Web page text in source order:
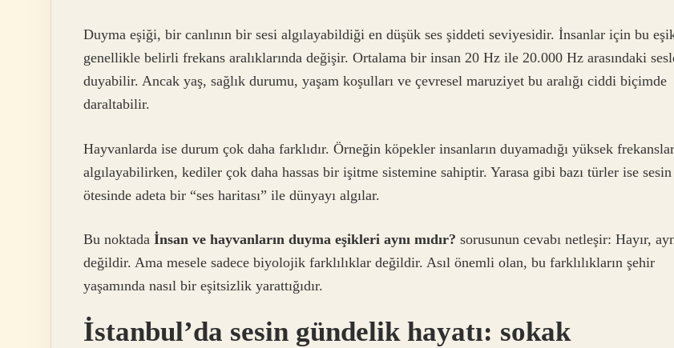
Duyma eşiği, bir canlının bir sesi algılayabildiği en düşük ses şiddeti seviyesidir. İnsanlar için bu
genellikle belirli frekans aralıklarında değişir. Ortalama bir insan 20 Hz ile 20.000 Hz arasındaki
duyabilir. Ancak yaş, sağlık durumu, yaşam koşulları ve çevresel maruziyet bu aralığı ciddi biçimde
daraltabilir.
Hayvanlarda ise durum çok daha farklıdır. Örneğin köpekler insanların duyamadığı yüksek
algılayabilirken, kediler çok daha hassas bir işitme sistemine sahiptir. Yarasa gibi bazı türler ise sesin
ötesinde adeta bir “ses haritası” ile dünyayı algılar.
Bu noktada İnsan ve hayvanların duyma eşikleri aynı mıdır? sorusunun cevabı netleşir: Hayır,
değildir. Ama mesele sadece biyolojik farklılıklar değildir. Asıl önemli olan, bu farklılıkların şehir
yaşamında nasıl bir eşitsizlik yarattığıdır.
İstanbul’da sesin gündelik hayatı: sokak